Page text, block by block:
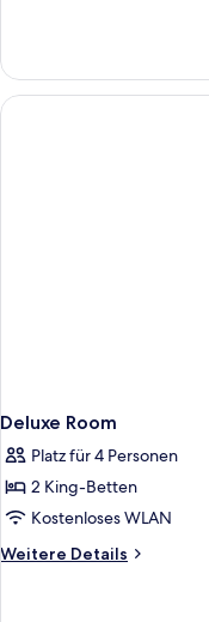
Deluxe Room
Platz für 4 Personen
2 King-Betten
Kostenloses WLAN
Weitere Details
Weitere